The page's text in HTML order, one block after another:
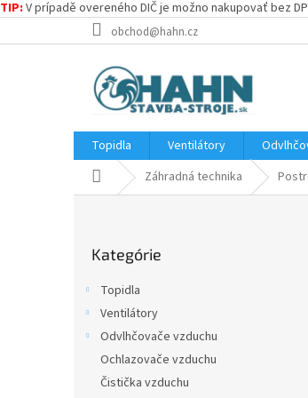
TIP: V prípadě overeného DIČ je možno nakupovať bez
na
obchod@hahn.cz
Topidla Ventilátory
Domov Záhradná technika
kategórie
Kategórie
Topidla
Ventilátory
Odvlhčovače vzduchu
Ochlazovače vzduchu
Čistička vzduchu